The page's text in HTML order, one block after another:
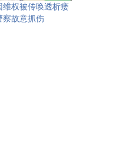
维权被传唤透析瘘
察故意抓伤